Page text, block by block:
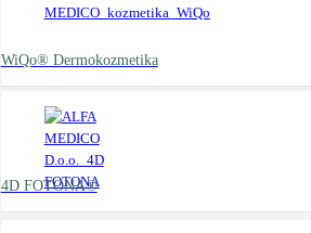
WiQo® Dermokozmetika
4D FOTONA®